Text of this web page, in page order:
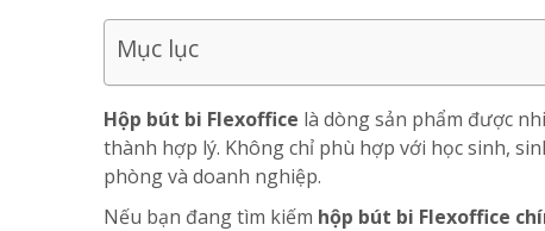
Mục lục
Hộp bút bi Flexoffice là dòng sản phẩm được
thành hợp lý. Không chỉ phù hợp với học sinh,
phòng và doanh nghiệp.
Nếu bạn đang tìm kiếm hộp bút bi Flexoffice